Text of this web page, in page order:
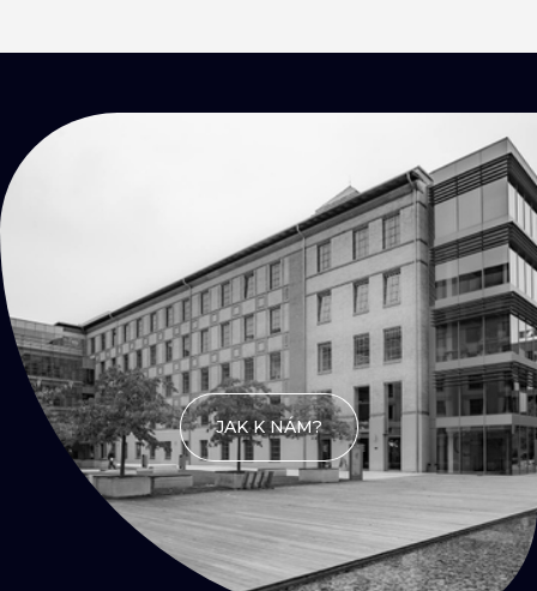
na kafe
JAK K NÁM?